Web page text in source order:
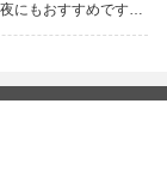
にもおすすめです。